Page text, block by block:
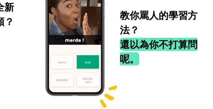
新
？
教你罵人的學習方
法？
還以為你不打算問
呢。